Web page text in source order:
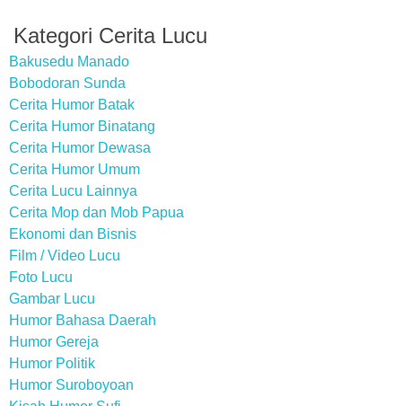
Kategori Cerita Lucu
Bakusedu Manado
Bobodoran Sunda
Cerita Humor Batak
Cerita Humor Binatang
Cerita Humor Dewasa
Cerita Humor Umum
Cerita Lucu Lainnya
Cerita Mop dan Mob Papua
Ekonomi dan Bisnis
Film / Video Lucu
Foto Lucu
Gambar Lucu
Humor Bahasa Daerah
Humor Gereja
Humor Politik
Humor Suroboyoan